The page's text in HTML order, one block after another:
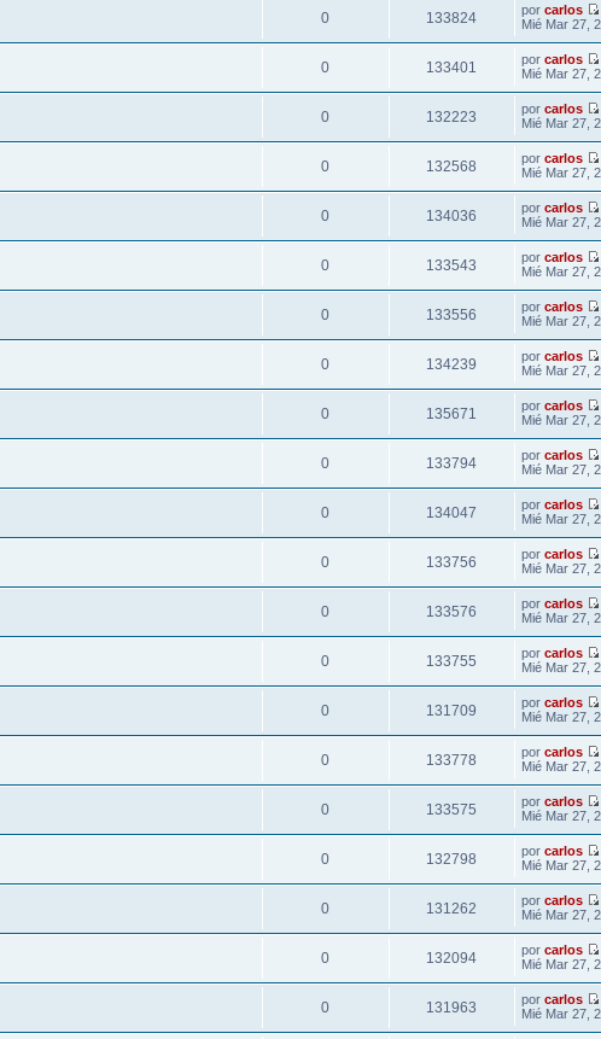
0 133824 porcarlos
Mié Mar 27,
0 133401 porcarlos
Mié Mar 27,
0 132223 porcarlos
Mié Mar 27,
0 132568 porcarlos
Mié Mar 27,
0 134036 porcarlos
Mié Mar 27,
0 133543 porcarlos
Mié Mar 27,
0 133556 porcarlos
Mié Mar 27,
0 134239 porcarlos
Mié Mar 27,
0 135671 porcarlos
Mié Mar 27,
0 133794 porcarlos
Mié Mar 27,
0 134047 porcarlos
Mié Mar 27,
0 133756 porcarlos
Mié Mar 27,
0 133576 porcarlos
Mié Mar 27,
0 133755 porcarlos
Mié Mar 27,
0 131709 porcarlos
Mié Mar 27,
0 133778 porcarlos
Mié Mar 27,
0 133575 porcarlos
Mié Mar 27,
0 132798 porcarlos
Mié Mar 27,
0 131262 porcarlos
Mié Mar 27,
0 132094 porcarlos
Mié Mar 27,
0 131963 porcarlos
Mié Mar 27,